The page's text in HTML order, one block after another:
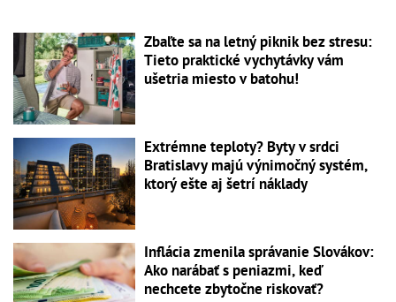
Zbaľte sa na letný piknik bez stresu:
Tieto praktické vychytávky vám
ušetria miesto v batohu!
Extrémne teploty? Byty v srdci
Bratislavy majú výnimočný systém,
ktorý ešte aj šetrí náklady
Inflácia zmenila správanie Slovákov:
Ako narábať s peniazmi, keď
nechcete zbytočne riskovať?